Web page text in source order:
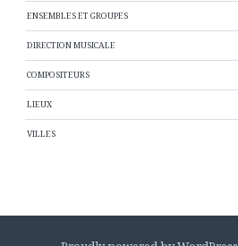
ENSEMBLES ET GROUPES
DIRECTION MUSICALE
COMPOSITEURS
LIEUX
VILLES